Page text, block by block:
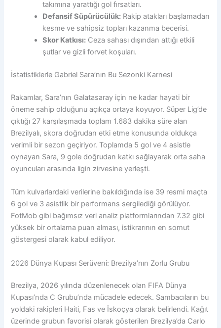
takımına yarattığı gol fırsatları.
Defansif Süpürücülük: Rakip atakları başlamadan
kesme ve sahipsiz topları kazanma becerisi.
Skor Katkısı: Ceza sahası dışından attığı etkili
şutlar ve gizli forvet koşuları.
İstatistiklerle Gabriel Sara’nın Bu Sezonki Karnesi
Rakamlar, Sara’nın Galatasaray için ne kadar hayati bir
öneme sahip olduğunu açıkça ortaya koyuyor. Süper Lig’de
çıktığı 27 karşılaşmada toplam 1.683 dakika süre alan
Brezilyalı, skora doğrudan etki etme konusunda oldukça
verimli bir sezon geçiriyor. Toplamda 5 gol ve 4 asistle
oynayan Sara, 9 gole doğrudan katkı sağlayarak orta saha
oyuncuları arasında ligin zirvesine yerleşti.
Tüm kulvarlardaki verilerine bakıldığında ise 39 resmi maçta
6 gol ve 3 asistlik bir performans sergilediği görülüyor.
FotMob gibi bağımsız veri analiz platformlarından 7.32 gibi
yüksek bir ortalama puan alması, istikrarının en somut
göstergesi olarak kabul ediliyor.
2026 Dünya Kupası Serüveni: Brezilya’nın Zorlu Grubu
Brezilya, 2026 yılında düzenlenecek olan FIFA Dünya
Kupası’nda C Grubu’nda mücadele edecek. Sambacıların bu
yoldaki rakipleri Haiti, Fas ve İskoçya olarak belirlendi. Kağıt
üzerinde grubun favorisi olarak gösterilen Brezilya’da Carlo